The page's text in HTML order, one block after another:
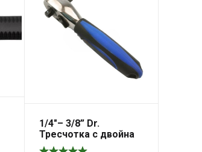
1/4″– 3/8” Dr.
Тресчотка с двойна
глава, M0001